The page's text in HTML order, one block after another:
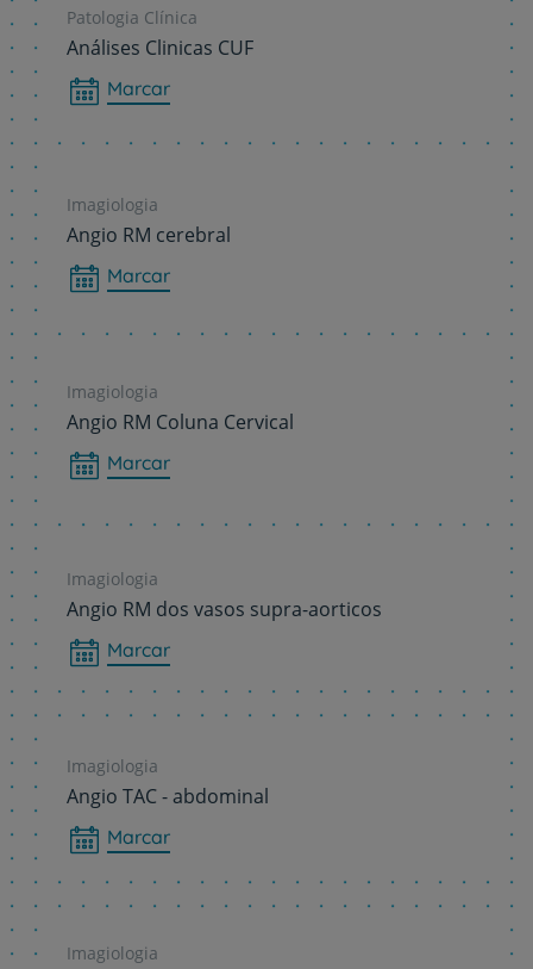
Patologia Clínica
Análises Clinicas CUF
Marcar
Imagiologia
Angio RM cerebral
Marcar
Imagiologia
Angio RM Coluna Cervical
Marcar
Imagiologia
Angio RM dos vasos supra-aorticos
Marcar
Imagiologia
Angio TAC - abdominal
Marcar
Imagiologia